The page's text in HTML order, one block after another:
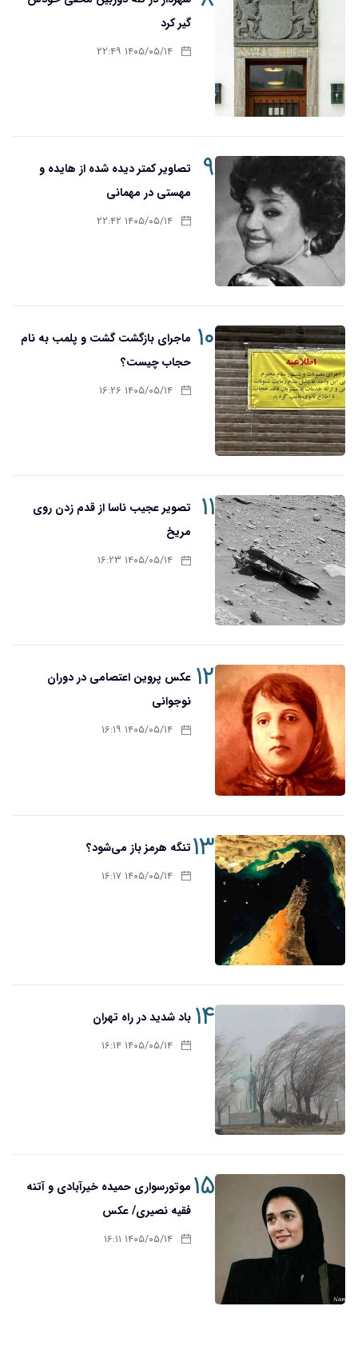
گیر کرد
۱۴۰۵/۰۵/۱۴ ۲۲:۴۹
۹
تصاویر کمتر دیده شده از هایده و
مهستی در مهمانی
۱۴۰۵/۰۵/۱۴ ۲۲:۴۲
۱۰ ماجرای بازگشت گشت و پلمب به نام
حجاب چیست؟
۱۴۰۵/۰۵/۱۴ ۱۶:۲۶
۱۱
تصویر عجیب ناسا از قدم زدن روی
مریخ
۱۴۰۵/۰۵/۱۴ ۱۶:۲۳
۱۲ عکس پروین اعتصامی در دوران
نوجوانی
۱۴۰۵/۰۵/۱۴ ۱۶:۱۹
۱۳تنگه هرمز باز می‌شود؟
۱۴۰۵/۰۵/۱۴ ۱۶:۱۷
۱۴ باد شدید در راه تهران
۱۴۰۵/۰۵/۱۴ ۱۶:۱۴
۱۵ موتورسواری حمیده خیرآبادی و آتنه
فقیه نصیری/ عکس
۱۴۰۵/۰۵/۱۴ ۱۶:۱۱